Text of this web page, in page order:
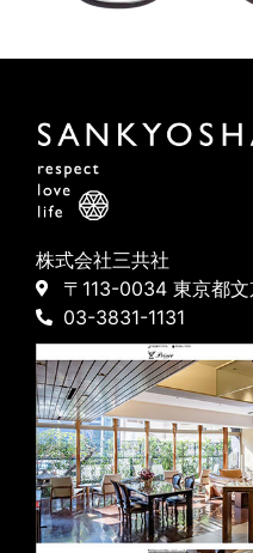
株式会社三共社
〒113-0034 東京都
03-3831-1131